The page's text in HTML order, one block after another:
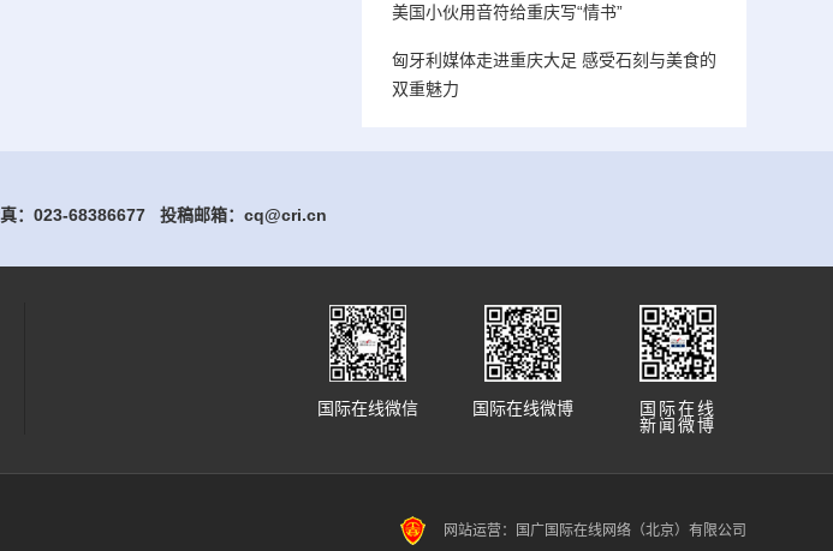
美国小伙用音符给重庆写“情书”
匈牙利媒体走进重庆大足 感受石刻与美食的
双重魅力
：023-68386677 投稿邮箱：cq@cri.cn
国际在线
新闻微博
国际在线微博
国际在线微信
网站运营：国广国际在线网络（北京）有限公司